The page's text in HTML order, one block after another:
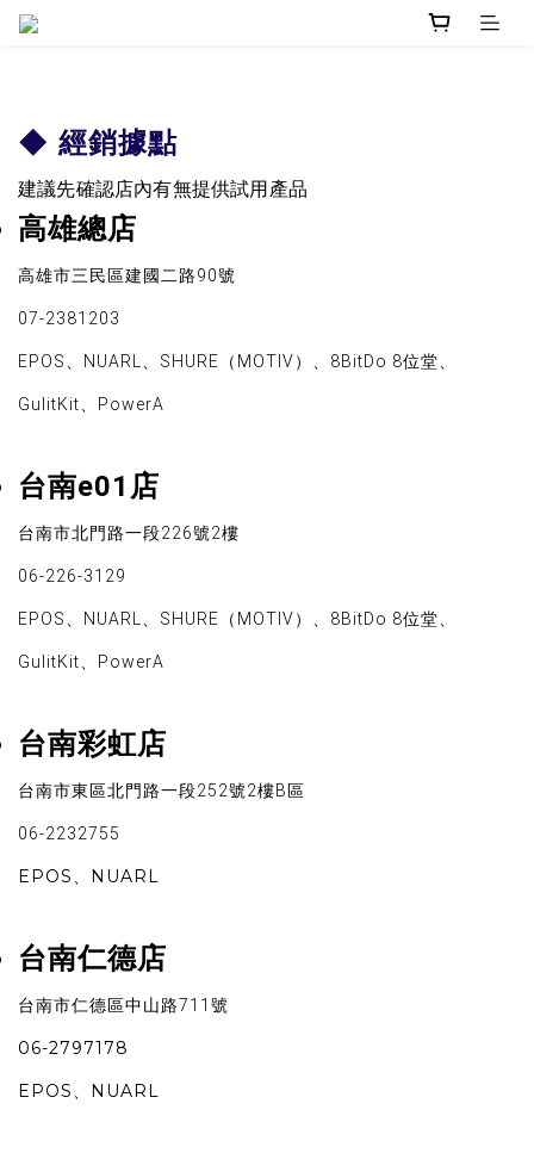
◆ 經銷據點
建議先確認店內有無提供試用產品
高雄總店
高雄市三民區建國二路90號
07-2381203
EPOS、NUARL、SHURE（MOTIV）、8BitDo 8位堂、
GulitKit、PowerA
台南e01店
台南市北門路一段226號2樓
06-226-3129
EPOS、NUARL、SHURE（MOTIV）、8BitDo 8位堂、
GulitKit、PowerA
台南彩虹店
台南市東區北門路一段252號2樓B區
06-2232755
EPOS、NUARL
台南仁德店
台南市仁德區中山路711號
06-2797178
EPOS、NUARL